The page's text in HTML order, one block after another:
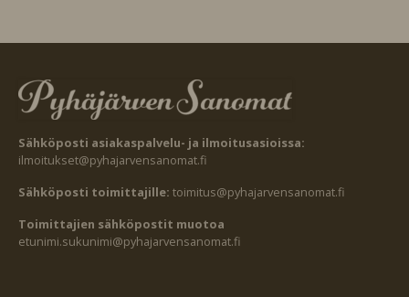
Sähköposti asiakaspalvelu- ja ilmoitusasioissa:
ilmoitukset@pyhajarvensanomat.fi
Sähköposti toimittajille: toimitus@pyhajarvensanomat.fi
Toimittajien sähköpostit muotoa
etunimi.sukunimi@pyhajarvensanomat.fi